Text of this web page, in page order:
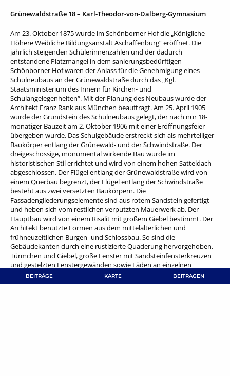
BEITRÄGE KARTE BEITRAGEN
Grünewaldstraße 18 – Karl-Theodor-von-Dalberg-Gymnasium
Am 23. Oktober 1875 wurde im Schönborner Hof die „Königliche
Höhere Weibliche Bildungsanstalt Aschaffenburg“ eröffnet. Die
jährlich steigenden Schülerinnenzahlen und der dadurch
entstandene Platzmangel in dem sanierungsbedürftigen
Schönborner Hof waren der Anlass für die Genehmigung eines
Schulneubaus an der Grünewaldstraße durch das „Kgl.
Staatsministerium des Innern für Kirchen- und
Schulangelegenheiten“. Mit der Planung des Neubaus wurde der
Architekt Franz Rank aus München beauftragt. Am 25. April 1905
wurde der Grundstein des Schulneubaus gelegt, der nach nur 18-
monatiger Bauzeit am 2. Oktober 1906 mit einer Eröffnungsfeier
übergeben wurde. Das Schulgebäude erstreckt sich als mehrteiliger
Baukörper entlang der Grünewald- und der Schwindstraße. Der
dreigeschossige, monumental wirkende Bau wurde im
historistischen Stil errichtet und wird von einem hohen Satteldach
abgeschlossen. Der Flügel entlang der Grünewaldstraße wird von
einem Querbau begrenzt, der Flügel entlang der Schwindstraße
besteht aus zwei versetzten Baukörpern. Die
Fassadengliederungselemente sind aus rotem Sandstein gefertigt
und heben sich vom restlichen verputzten Mauerwerk ab. Der
Hauptbau wird von einem Risalit mit großem Giebel bestimmt. Der
Architekt benutzte Formen aus dem mittelalterlichen und
frühneuzeitlichen Burgen- und Schlossbau. So sind die
Gebäudekanten durch eine rustizierte Quaderung hervorgehoben.
Türmchen und Giebel, große Fenster mit Sandsteinfensterkreuzen
und gestelzten Fenstergewänden sowie Läden an einzelnen
Fenstern des Erdgeschosses verleihen dem Schulgebäude einen fast
wehrhaften Charakter. Die Fenster des 1. Obergeschosses sind